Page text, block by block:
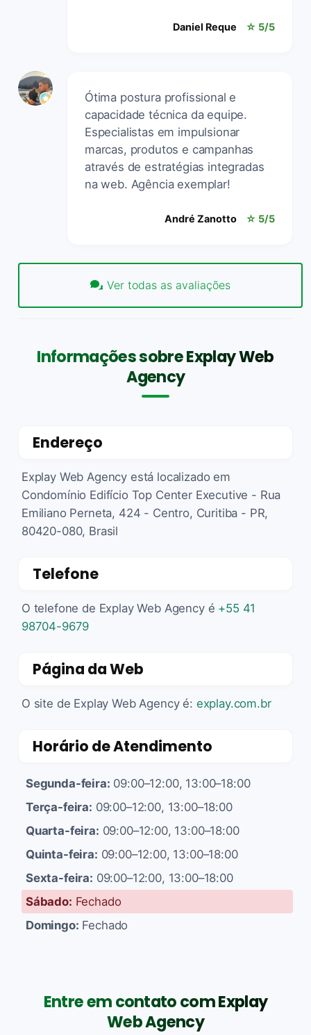
Daniel Reque ☆ 5/5
Ótima postura profissional e
capacidade técnica da equipe.
Especialistas em impulsionar
marcas, produtos e campanhas
através de estratégias integradas
na web. Agência exemplar!
André Zanotto ☆ 5/5
Ver todas as avaliações
Informações sobre Explay Web
Agency
Endereço
Explay Web Agency está localizado em
Condomínio Edifício Top Center Executive - Rua
Emiliano Perneta, 424 - Centro, Curitiba - PR,
80420-080, Brasil
Telefone
O telefone de Explay Web Agency é +55 41
98704-9679
Página da Web
O site de Explay Web Agency é: explay.com.br
Horário de Atendimento
Segunda-feira: 09:00–12:00, 13:00–18:00
Terça-feira: 09:00–12:00, 13:00–18:00
Quarta-feira: 09:00–12:00, 13:00–18:00
Quinta-feira: 09:00–12:00, 13:00–18:00
Sexta-feira: 09:00–12:00, 13:00–18:00
Sábado: Fechado
Domingo: Fechado
Entre em contato com Explay
Web Agency